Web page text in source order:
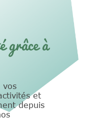
grâce à
vos
et
depuis